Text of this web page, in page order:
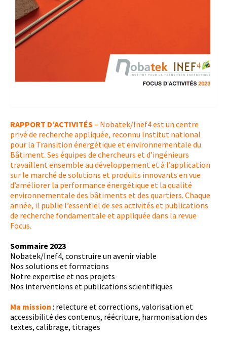
RAPPORT D’ACTIVITÉS– Nobatek/Inef4 est un centre
privé de recherche appliquée, reconnu Institut national
pour la Transition énergétique et environnementale du
Bâtiment. Ses équipes de chercheurs et d’ingénieurs
travaillent ensemble au développement et à l’application
sur le marché de solutions et produits innovants en vue
d’améliorer la performance énergétique et la qualité
environnementale des bâtiments et des quartiers. Chaque
année, il publie l’essentiel de ses activités et publications
de recherche fondamentale et appliquée dans la revue
Focus.
Sommaire 2023
Nobatek/Inef4, construire un avenir viable
Nos solutions et formations
Notre expertise et nos projets
Nos interventions et publications scientifiques
Ma mission : relecture et corrections, valorisation et
accessibilité des contenus, réécriture, harmonisation des
textes, calibrage, titrages